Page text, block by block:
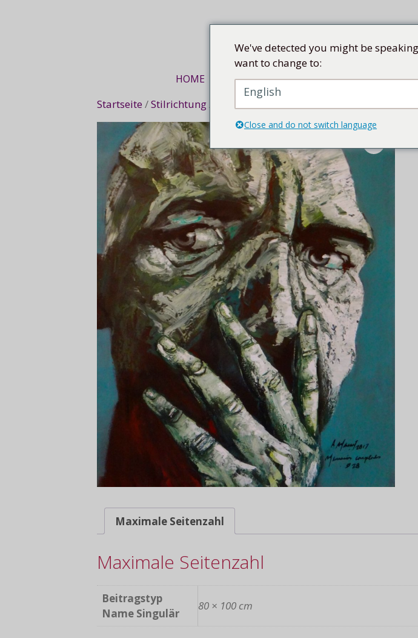
HOME KUNSTREISEN SAMMLUNG
Startseite /Stilrichtung/
Maximale Seitenzahl
Maximale Seitenzahl
Beitragstyp
Name Singulär
80 × 100 cm
We've detected you might be
want to change to:
English
Close and do not switch language